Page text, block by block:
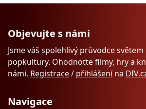
Objevujte s námi
Jsme váš spolehlivý průvodce světem
popkultury. Ohodnoťte filmy, hry a
námi. Registrace/ přihlášenína
Navigace